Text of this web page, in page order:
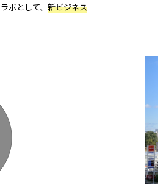
ボとして、 新ビジネス